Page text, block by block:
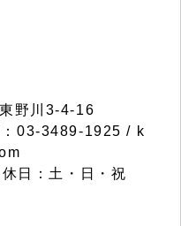
野川3-4-16
03-3489-1925 / k
日：土・日・祝